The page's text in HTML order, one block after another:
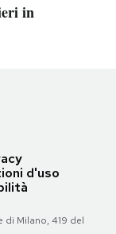
in
d'uso
di Milano, 419 del